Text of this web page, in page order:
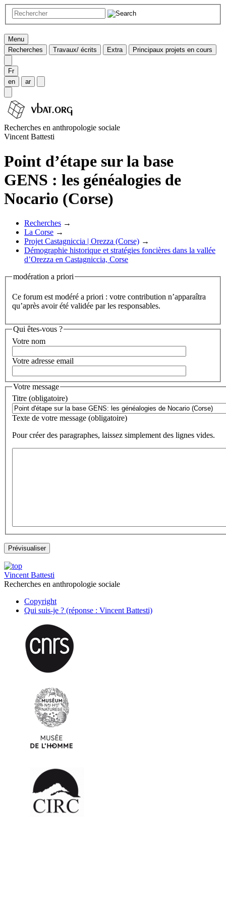
Menu
Recherches
Travaux/ écrits Extra Principaux projets en cours
Fr
en
ar
Recherches en anthropologie sociale
Vincent Battesti
Point d’étape sur la base
GENS : les généalogies de
Nocario (Corse)
Recherches →
La Corse →
Projet Castagniccia | Orezza (Corse) →
Démographie historique et stratégies foncières dans la vallée
d’Orezza en Castagniccia, Corse
modération a priori
Ce forum est modéré a priori : votre contribution n’apparaîtra
qu’après avoir été validée par les responsables.
Qui êtes-vous ?
Votre nom
Votre adresse email
Votre message
Titre (obligatoire)
Texte de votre message (obligatoire)
Pour créer des paragraphes, laissez simplement des lignes vides.
Vincent Battesti
Recherches en anthropologie sociale
Copyright
Qui suis-je ? (réponse : Vincent Battesti)